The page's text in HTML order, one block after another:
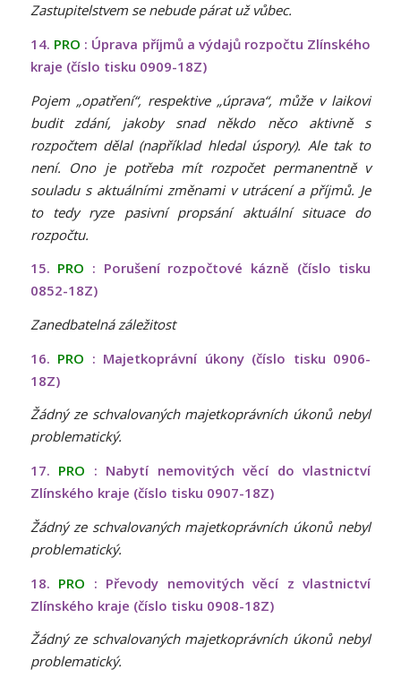
Zastupitelstvem se nebude párat už vůbec.
14. PRO : Úprava příjmů a výdajů rozpočtu Zlínského
kraje (číslo tisku 0909-18Z)
Pojem „opatření“, respektive „úprava“, může v laikovi
budit zdání, jakoby snad někdo něco aktivně s
rozpočtem dělal (například hledal úspory). Ale tak to
není. Ono je potřeba mít rozpočet permanentně v
souladu s aktuálními změnami v utrácení a příjmů. Je
to tedy ryze pasivní propsání aktuální situace do
rozpočtu.
15. PRO : Porušení rozpočtové kázně (číslo tisku
0852-18Z)
Zanedbatelná záležitost
16. PRO : Majetkoprávní úkony (číslo tisku 0906-
18Z)
Žádný ze schvalovaných majetkoprávních úkonů nebyl
problematický.
17. PRO : Nabytí nemovitých věcí do vlastnictví
Zlínského kraje (číslo tisku 0907-18Z)
Žádný ze schvalovaných majetkoprávních úkonů nebyl
problematický.
18. PRO : Převody nemovitých věcí z vlastnictví
Zlínského kraje (číslo tisku 0908-18Z)
Žádný ze schvalovaných majetkoprávních úkonů nebyl
problematický.